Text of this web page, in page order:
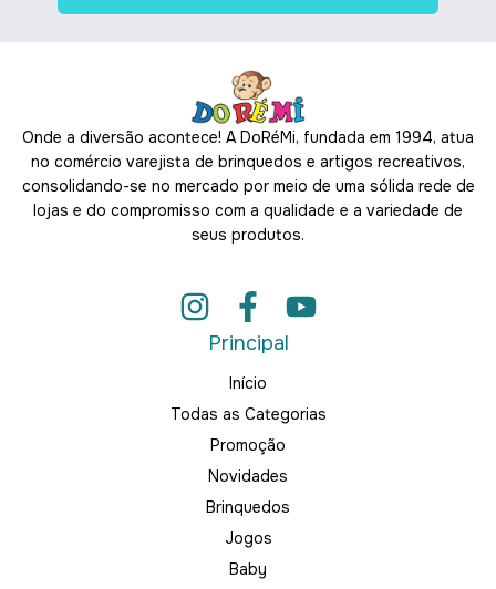
Onde a diversão acontece! A DoRéMi, fundada em 1994, atua
no comércio varejista de brinquedos e artigos recreativos,
consolidando-se no mercado por meio de uma sólida rede de
lojas e do compromisso com a qualidade e a variedade de
seus produtos.
Principal
Início
Todas as Categorias
Promoção
Novidades
Brinquedos
Jogos
Baby